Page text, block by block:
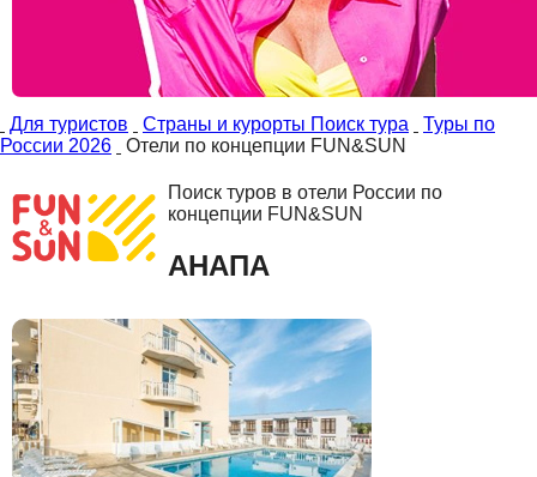
Для туристов Страны и курорты Поиск тура
Туры по
России 2026
Отели по концепции FUN&SUN
Поиск туров в отели России по
концепции FUN&SUN
АНАПА